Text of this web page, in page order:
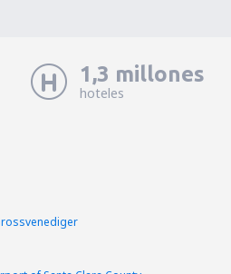
1,3 millones
hoteles